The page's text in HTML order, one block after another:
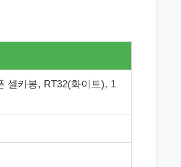
셀카봉, RT32(화이트), 1